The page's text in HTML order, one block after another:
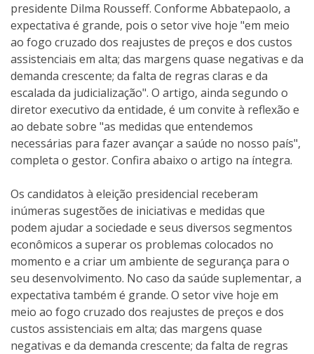
presidente Dilma Rousseff. Conforme Abbatepaolo, a
expectativa é grande, pois o setor vive hoje "em meio
ao fogo cruzado dos reajustes de preços e dos custos
assistenciais em alta; das margens quase negativas e da
demanda crescente; da falta de regras claras e da
escalada da judicialização". O artigo, ainda segundo o
diretor executivo da entidade, é um convite à reflexão e
ao debate sobre "as medidas que entendemos
necessárias para fazer avançar a saúde no nosso país",
completa o gestor. Confira abaixo o artigo na íntegra.
Os candidatos à eleição presidencial receberam
inúmeras sugestões de iniciativas e medidas que
podem ajudar a sociedade e seus diversos segmentos
econômicos a superar os problemas colocados no
momento e a criar um ambiente de segurança para o
seu desenvolvimento. No caso da saúde suplementar, a
expectativa também é grande. O setor vive hoje em
meio ao fogo cruzado dos reajustes de preços e dos
custos assistenciais em alta; das margens quase
negativas e da demanda crescente; da falta de regras